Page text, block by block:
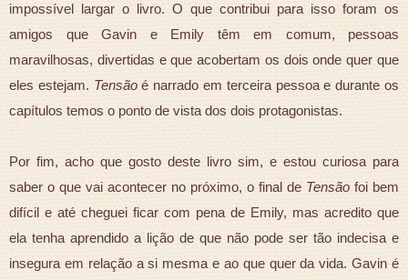
impossível largar o livro. O que contribui para isso foram os
amigos que Gavin e Emily têm em comum, pessoas
maravilhosas, divertidas e que acobertam os dois onde quer que
eles estejam. Tensãoé narrado em terceira pessoa e durante os
capítulos temos o ponto de vista dos dois protagonistas.
Por fim, acho que gosto deste livro sim, e estou curiosa para
saber o que vai acontecer no próximo, o final de Tensão foi bem
difícil e até cheguei ficar com pena de Emily, mas acredito que
ela tenha aprendido a lição de que não pode ser tão indecisa e
insegura em relação a si mesma e ao que quer da vida. Gavin é